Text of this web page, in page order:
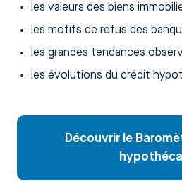
les valeurs des biens
les motifs de refus des
les grandes tendances
les évolutions du crédit
Découvrir le